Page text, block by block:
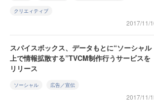
クリエィティブ
2017/11/
スパイスボックス、データもとに“ソーシャル
上で情報拡散する”TVCM制作行うサービスを
リリース
ソーシャル 広告／宣伝
2017/11/